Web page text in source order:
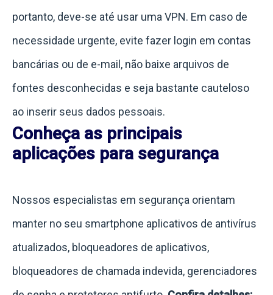
portanto, deve-se até usar uma VPN. Em caso de
necessidade urgente, evite fazer login em contas
bancárias ou de e-mail, não baixe arquivos de
fontes desconhecidas e seja bastante cauteloso
ao inserir seus dados pessoais.
Conheça as principais
aplicações para segurança
Nossos especialistas em segurança orientam
manter no seu smartphone aplicativos de antivírus
atualizados, bloqueadores de aplicativos,
bloqueadores de chamada indevida, gerenciadores